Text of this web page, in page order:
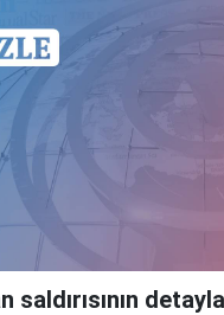
saldırısının